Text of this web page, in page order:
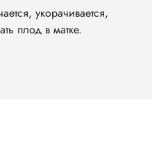
укорачивается,
плод в матке.